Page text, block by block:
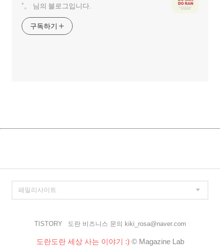
˚。 님의 블로그입니다.
구독하기
TISTORY 도란 비즈니스 문의 kiki_rosa@naver.com
도란도란 세상 사는 이야기 :) © Magazine Lab